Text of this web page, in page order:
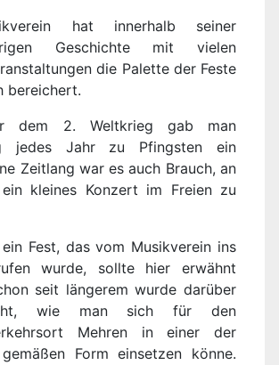
hat innerhalb seiner
Geschichte mit vielen
die Palette der Feste
bereichert.
dem 2. Weltkrieg gab man
jedes Jahr zu Pfingsten ein
Zeitlang war es auch Brauch, an
kleines Konzert im Freien zu
ein Fest, das vom Musikverein ins
wurde, sollte hier erwähnt
seit längerem wurde darüber
wie man sich für den
Mehren in einer der
Form einsetzen könne.